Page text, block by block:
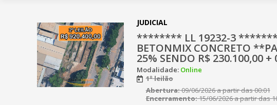
JUDICIAL
******** LL 19232-3 ********
BETONMIX CONCRETO
25% SENDO R$ 230.100,00 +
Modalidade: Online
1º leilão
Abertura:09/06/2026 a partir das 00:01
Encerramento:15/06/2026 a partir das